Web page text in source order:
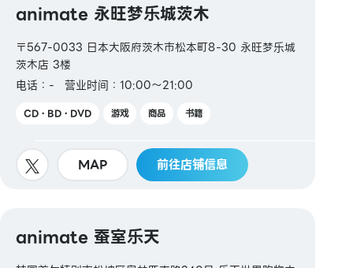
animate 永旺梦乐城茨木
〒567-0033 日本大阪府茨木市松本町8-30 永旺梦乐城
茨木店 3楼
电话：-
营业时间：10:00～21:00
CD・BD・DVD 游戏 商品 书籍
MAP 前往店铺信息
animate 蚕室乐天